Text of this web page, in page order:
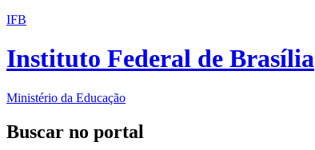
IFB
Instituto Federal de Brasília
Ministério da Educação
Buscar no portal